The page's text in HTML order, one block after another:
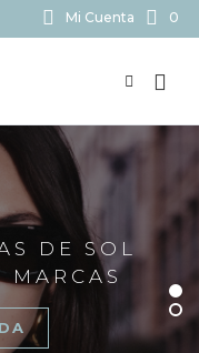
Mi Cuenta 0
DE SOL
MARCAS